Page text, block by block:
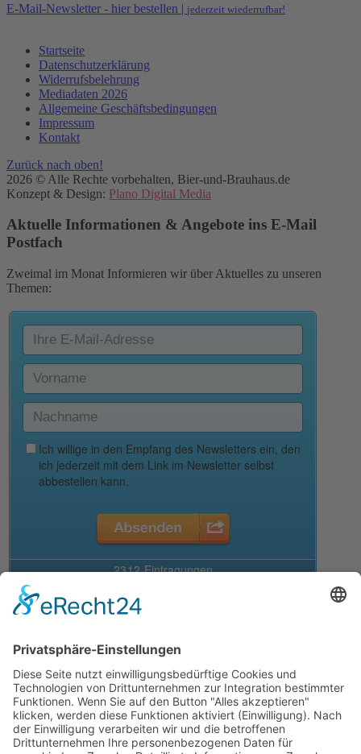
E-Mail-Newsletter - hier bestellen | jederzeit wiederrufbar!
Startseite
Datenschutzerklärung
Widerrufsbelehrung
Mediadaten 2026
Allgemeine Geschäftsbedingungen
Impressum
Kontakt
Zurück nach oben!
2026 © Alle Rechte vorbehalten, Bier-und-Brauhaus.de
Konzept & Design: Plano Digital Media
Aktuelle Informationen & Angebote ins E-Mail
Postfach
Zweimal im Monat Informieren wir über Aktuelles zu unseren
Themen:
Deine Auswahl
Startseite
Aktuelles Blog
Das Magazin
Ausgaben online lesen
Über uns
Startseite
Datenschutzerklärung